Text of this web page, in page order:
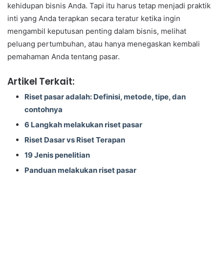
kehidupan bisnis Anda. Tapi itu harus tetap menjadi praktik
inti yang Anda terapkan secara teratur ketika ingin
mengambil keputusan penting dalam bisnis, melihat
peluang pertumbuhan, atau hanya menegaskan kembali
pemahaman Anda tentang pasar.
Artikel Terkait:
Riset pasar adalah: Definisi, metode, tipe, dan
contohnya
6 Langkah melakukan riset pasar
Riset Dasar vs Riset Terapan
19 Jenis penelitian
Panduan melakukan riset pasar